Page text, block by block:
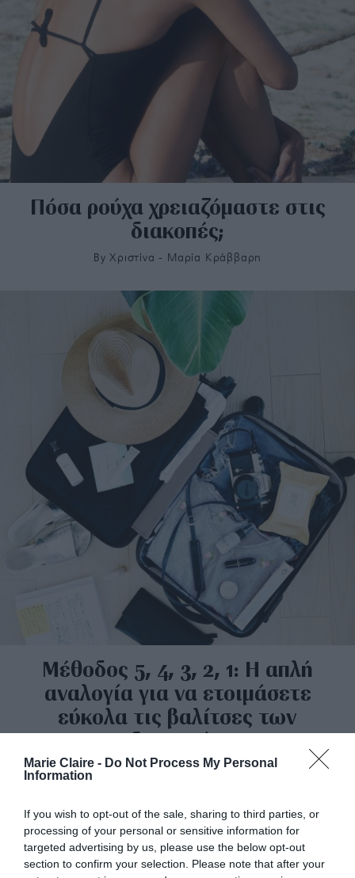
Marie Claire - Do Not Process My Personal
Information
If you wish to opt-out of the sale, sharing to third parties, or
processing of your personal or sensitive information for
targeted advertising by us, please use the below opt-out
section to confirm your selection. Please note that after your
Πόσα ρούχα χρειαζόμαστε στις
διακοπές;
By Χριστίνα - Μαρία Κράββαρη
Μέθοδος 5, 4, 3, 2, 1: Η απλή
αναλογία για να ετοιμάσετε
εύκολα τις βαλίτσες των
διακοπών
ByMcteam